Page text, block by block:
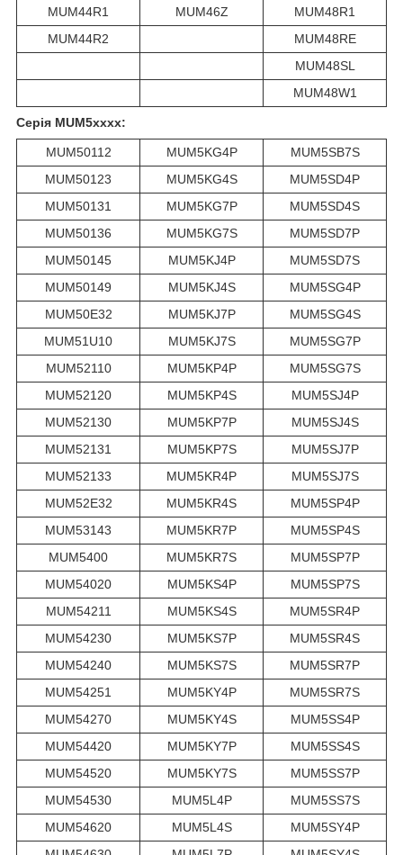
MUM44R1
MUM46Z
MUM48R1
MUM44R2
MUM48RE
MUM48SL
MUM48W1
Серія MUM5xxxx:
MUM50112 MUM5KG4P
MUM5SB7S
MUM50123
MUM5KG4S
MUM5SD4P
MUM50131
MUM5KG7P
MUM5SD4S
MUM50136
MUM5KG7S
MUM5SD7P
MUM50145
MUM5KJ4P
MUM5SD7S
MUM50149
MUM5KJ4S
MUM5SG4P
MUM50E32
MUM5KJ7P
MUM5SG4S
MUM51U10
MUM5KJ7S
MUM5SG7P
MUM52110
MUM5KP4P
MUM5SG7S
MUM52120
MUM5KP4S
MUM5SJ4P
MUM52130
MUM5KP7P
MUM5SJ4S
MUM52131
MUM5KP7S
MUM5SJ7P
MUM52133
MUM5KR4P
MUM5SJ7S
MUM52E32
MUM5KR4S
MUM5SP4P
MUM53143
MUM5KR7P
MUM5SP4S
MUM5400
MUM5KR7S
MUM5SP7P
MUM54020
MUM5KS4P
MUM5SP7S
MUM54211
MUM5KS4S
MUM5SR4P
MUM54230
MUM5KS7P
MUM5SR4S
MUM54240
MUM5KS7S
MUM5SR7P
MUM54251
MUM5KY4P
MUM5SR7S
MUM54270
MUM5KY4S
MUM5SS4P
MUM54420
MUM5KY7P
MUM5SS4S
MUM54520
MUM5KY7S
MUM5SS7P
MUM54530
MUM5L4P
MUM5SS7S
MUM54620
MUM5L4S
MUM5SY4P